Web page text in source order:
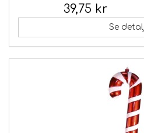
39,75 kr
Se